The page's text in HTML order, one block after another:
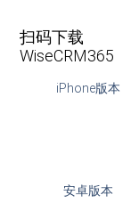
扫码下载
WiseCRM365
iPhone版本
安卓版本